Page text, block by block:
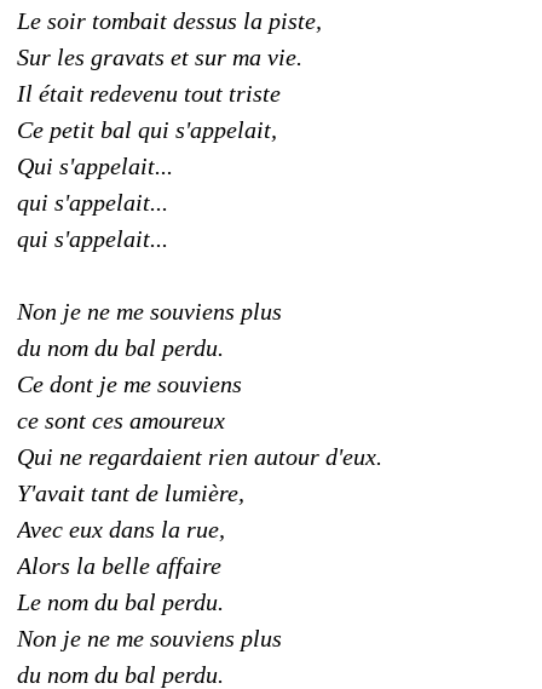
Le soir tombait dessus la piste,
Sur les gravats et sur ma vie.
Il était redevenu tout triste
Ce petit bal qui s'appelait,
Qui s'appelait...
qui s'appelait...
qui s'appelait...
Non je ne me souviens plus
du nom du bal perdu.
Ce dont je me souviens
ce sont ces amoureux
Qui ne regardaient rien autour d'eux.
Y'avait tant de lumière,
Avec eux dans la rue,
Alors la belle affaire
Le nom du bal perdu.
Non je ne me souviens plus
du nom du bal perdu.